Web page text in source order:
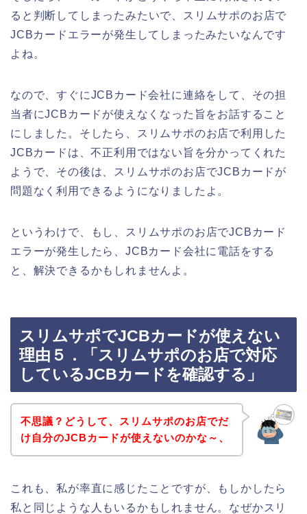
ると判断してしまったみたいで、スリムサポのお店で
JCBカードエラーが発生してしまったみたいなんです
よね。
なので、すぐにJCBカード会社に連絡をして、その担
当者にJCBカードが使えなくなった旨をお話すること
にしました。そしたら、スリムサポのお店で利用した
JCBカードは、不正利用ではない旨を分かってくれた
ようで、その後は、スリムサポのお店でJCBカードが
問題なく利用できるようになりましたよ。
というわけで、もし、スリムサポのお店でJCBカード
エラーが発生したら、JCBカード会社に電話をする
と、解決できるかもしれませんよ。
スリムサポでJCBカードが使えない
理由５．「スリムサポのお店で対応
しているJCBカードを確認する」
不思議？どうして、スリムサポのお店でだ
け自分のJCBカードが使えないのかな～、
これも、私が率直に感じたことですが、もしかしたら
私と同じような人もいるかもしれません。なぜかスリ